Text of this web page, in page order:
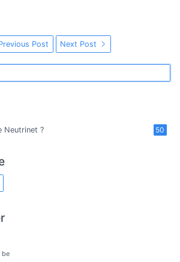
Post Next Post
50
Neutrinet ?
be